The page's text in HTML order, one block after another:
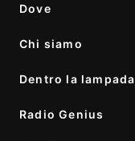
Dove
Chi siamo
Dentro la lampada
Radio Genius